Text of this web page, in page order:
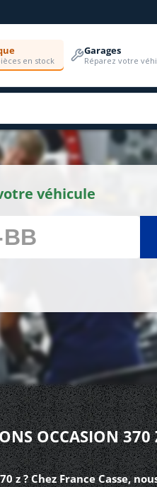
en stock
Garages
Réparez votre
véhicule
OCCASION 370
? Chez France Casse,